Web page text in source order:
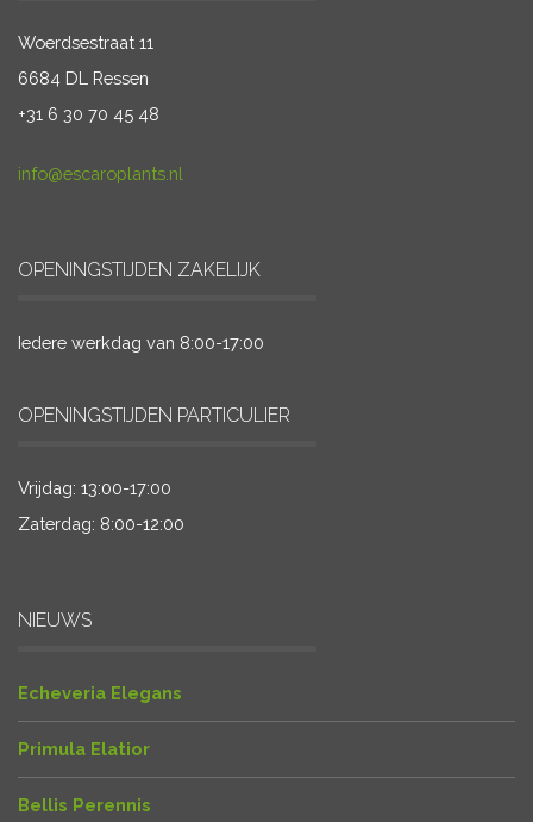
Woerdsestraat 11
6684 DL Ressen
+31 6 30 70 45 48
info@escaroplants.nl
OPENINGSTIJDEN ZAKELIJK
Iedere werkdag van 8:00-17:00
OPENINGSTIJDEN PARTICULIER
Vrijdag: 13:00-17:00
Zaterdag: 8:00-12:00
NIEUWS
Echeveria Elegans
Primula Elatior
Bellis Perennis